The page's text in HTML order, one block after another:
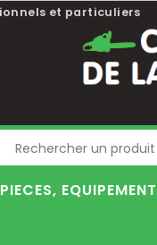
et particuliers
PIECES,